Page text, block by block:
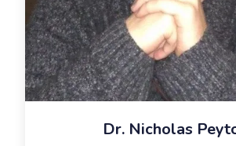
Dr. Nicholas